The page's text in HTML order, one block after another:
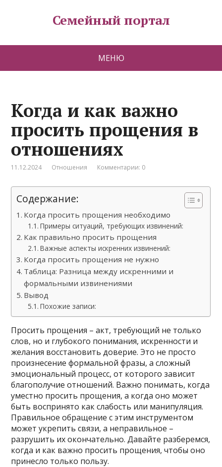
Семейный портал
МЕНЮ
Когда и как важно
просить прощения в
отношениях
11.12.2024 Отношения Комментарии: 0
Содержание:
Когда просить прощения необходимо
Примеры ситуаций, требующих извинений:
Как правильно просить прощения
Важные аспекты искренних извинений:
Когда просить прощения не нужно
Таблица: Разница между искренними и
формальными извинениями
Вывод
Похожие записи:
Просить прощения – акт, требующий не только
слов, но и глубокого понимания, искренности и
желания восстановить доверие. Это не просто
произнесение формальной фразы, а сложный
эмоциональный процесс, от которого зависит
благополучие отношений. Важно понимать, когда
уместно просить прощения, а когда оно может
быть воспринято как слабость или манипуляция.
Правильное обращение с этим инструментом
может укрепить связи, а неправильное –
разрушить их окончательно. Давайте разберемся,
когда и как важно просить прощения, чтобы оно
принесло только пользу.